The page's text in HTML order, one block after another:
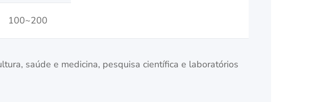
100~200
saúde e medicina, pesquisa científica e laboratórios